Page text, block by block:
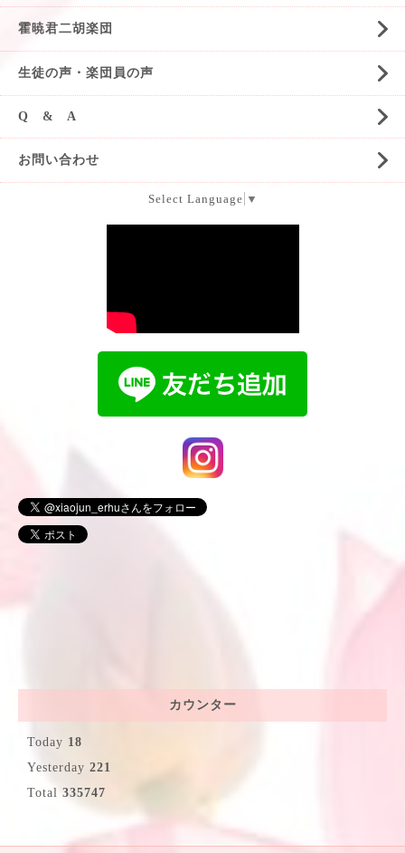
霍暁君二胡楽団
生徒の声・楽団員の声
Q & A
お問い合わせ
Select Language ▼
カウンター
Today 18
Yesterday 221
Total 335747